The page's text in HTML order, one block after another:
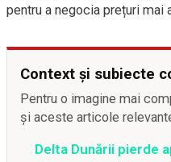
pentru a negocia prețuri mai
Context și subiecte
Pentru o imagine mai
și aceste articole
Delta Dunării pierde